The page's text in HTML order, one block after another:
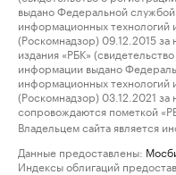
выдано Федеральной
информационных технологий
(Роскомнадзор) 09.12.2015
издания «РБК»
информации выдано
информационных технологий
(Роскомнадзор) 03.12.2021
сопровождаются пометкой
Владельцем сайта является
Данные предоставлены:
Индексы облигаций